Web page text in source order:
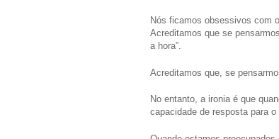
Nós ficamos obsessivos com
Acreditamos que se
a hora”.
Acreditamos que, se
No entanto, a ironia é que
capacidade de resposta para